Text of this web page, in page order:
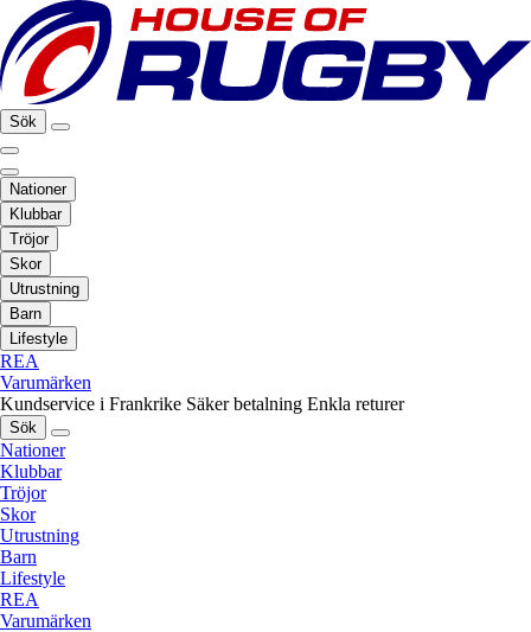
Sök
Nationer
Klubbar
Tröjor
Skor
Utrustning
Barn
Lifestyle
REA
Varumärken
Kundservice i Frankrike Säker betalning Enkla returer
Sök
Nationer
Klubbar
Tröjor
Skor
Utrustning
Barn
Lifestyle
REA
Varumärken